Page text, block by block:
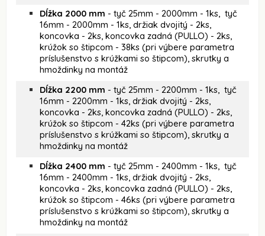
Dĺžka 2000 mm - tyč 25mm - 2000mm - 1ks, tyč
16mm - 2000mm - 1ks, držiak dvojitý - 2ks,
koncovka - 2ks, koncovka zadná (PULLO) - 2ks,
krúžok so štipcom - 38ks (pri výbere parametra
príslušenstvo s krúžkami so štipcom), skrutky a
hmoždinky na montáž
Dĺžka 2200 mm - tyč 25mm - 2200mm - 1ks, tyč
16mm - 2200mm - 1ks, držiak dvojitý - 2ks,
koncovka - 2ks, koncovka zadná (PULLO) - 2ks,
krúžok so štipcom - 42ks (pri výbere parametra
príslušenstvo s krúžkami so štipcom), skrutky a
hmoždinky na montáž
Dĺžka 2400 mm - tyč 25mm - 2400mm - 1ks, tyč
16mm - 2400mm - 1ks, držiak dvojitý - 2ks,
koncovka - 2ks, koncovka zadná (PULLO) - 2ks,
krúžok so štipcom - 46ks (pri výbere parametra
príslušenstvo s krúžkami so štipcom), skrutky a
hmoždinky na montáž